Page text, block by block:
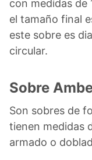
con medidas de
el tamaño final
este sobre es
circular.
Sobre
Son sobres de
tienen medidas
armado o